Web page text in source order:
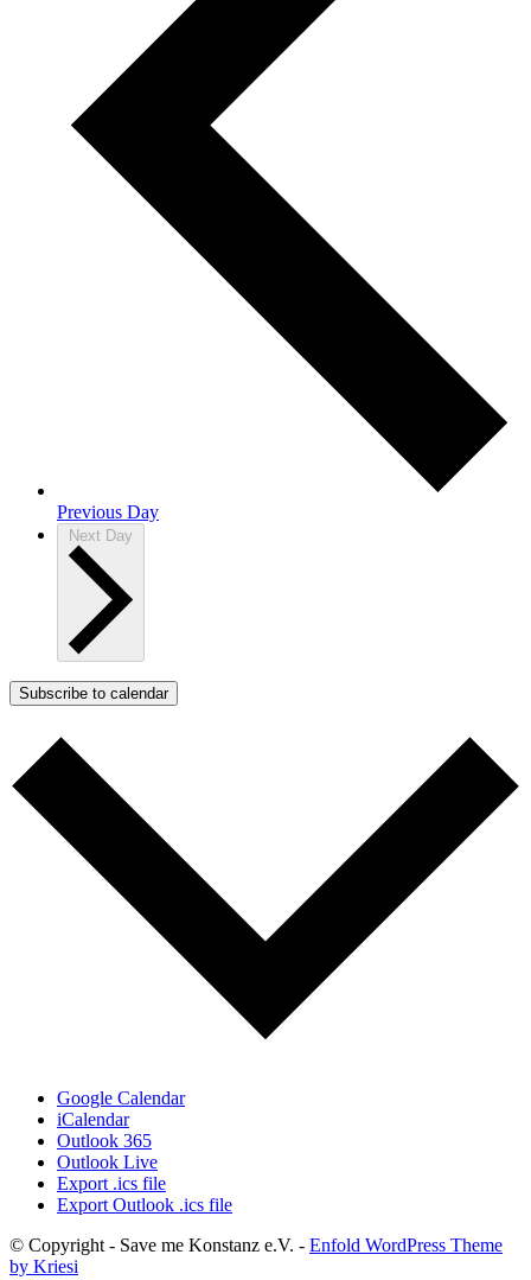
Previous Day
Next Day
Subscribe to calendar
Google Calendar
iCalendar
Outlook 365
Outlook Live
Export .ics file
Export Outlook .ics file
© Copyright - Save me Konstanz e.V. - Enfold WordPress Theme
by Kriesi